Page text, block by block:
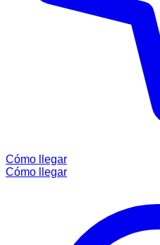
Cómo llegar
Cómo llegar